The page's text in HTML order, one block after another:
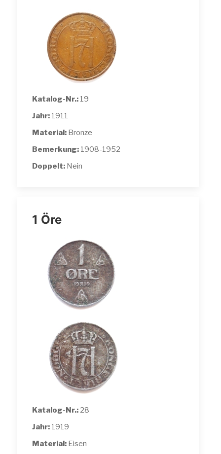
Katalog-Nr.: 19
Jahr: 1911
Material: Bronze
Bemerkung: 1908-1952
Doppelt: Nein
1 Öre
Katalog-Nr.: 28
Jahr: 1919
Material: Eisen